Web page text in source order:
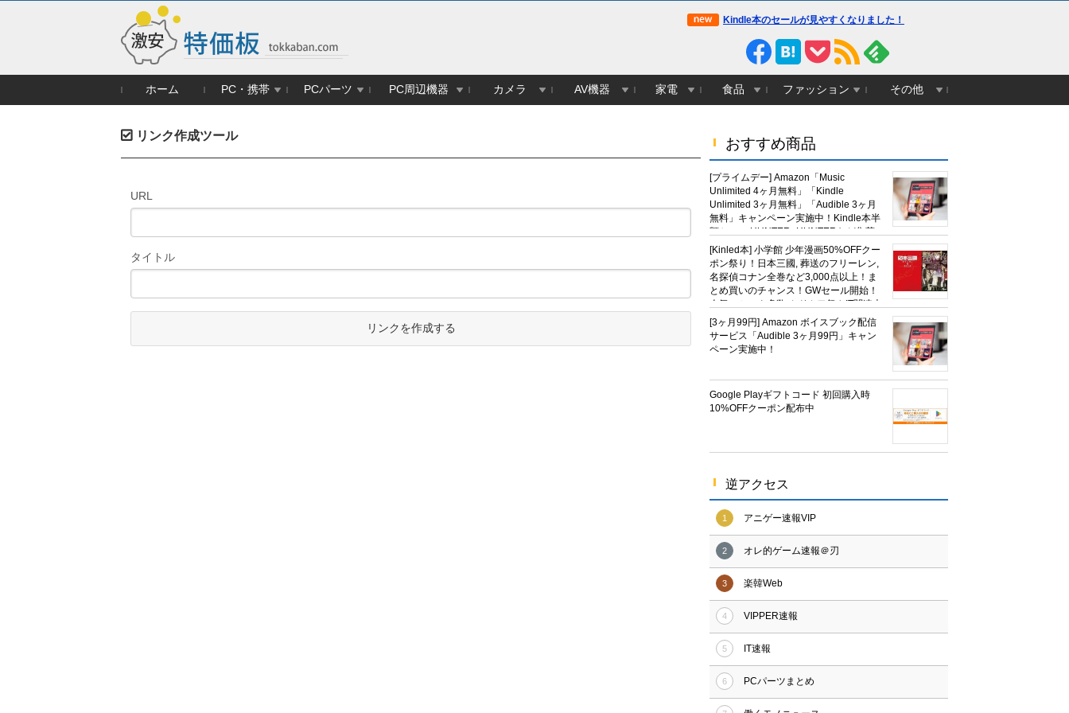
Kindle本のセールが見やすくなりました！
ホーム PC・携帯 PCパーツ PC周辺機器 カメラ AV機器 家電 食品 ファッション その他
おすすめ商品
[プライムデー] Amazon「Music
Unlimited 4ヶ月無料」「Kindle
Unlimited 3ヶ月無料」「Audible 3ヶ月
無料」キャンペーン実施中！Kindle本半
額セール HUNTER×HUNTERなど集英
社、無職転生,幼女戦記など
KADOKAWA、キャプテン翼100円セー
ルも！
[Kinled本] 小学館 少年漫画50%OFFクー
ポン祭り！日本三國, 葬送のフリーレン,
名探偵コナン全巻など3,000点以上！ま
とめ買いのチャンス！GWセール開始！
人気コミック多数 カドカワ祭やIT関連本
がセールに！
[3ヶ月99円] Amazon ボイスブック配信
サービス「Audible 3ヶ月99円」キャン
ペーン実施中！
Google Playギフトコード 初回購入時
10%OFFクーポン配布中
逆アクセス
1 アニゲー速報VIP
2 オレ的ゲーム速報＠刃
3 楽韓Web
4 VIPPER速報
5 IT速報
6 PCパーツまとめ
リンク作成ツール
URL
タイトル
リンクを作成する